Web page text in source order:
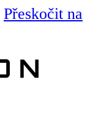
Přeskočit na